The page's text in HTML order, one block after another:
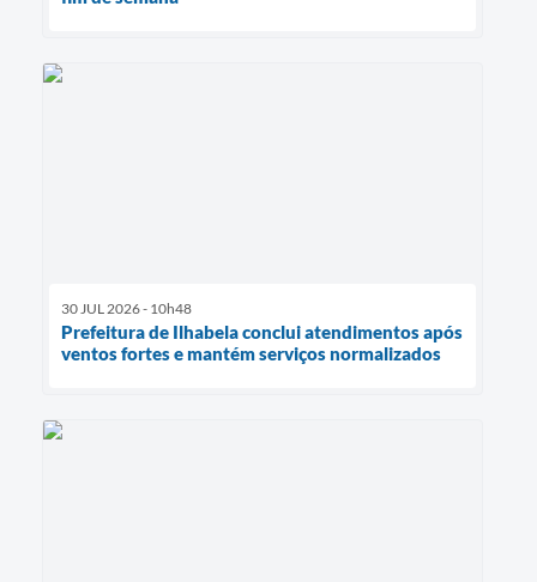
30 JUL 2026 - 10h48
Prefeitura de Ilhabela conclui atendimentos após
ventos fortes e mantém serviços normalizados